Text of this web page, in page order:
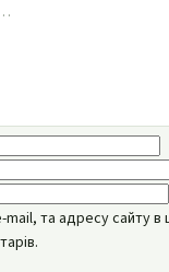
mail, та адресу сайту в